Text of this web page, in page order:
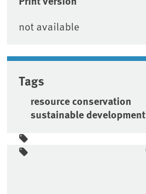
not available
Tags
resource conservation
sustainable development
Sidebar